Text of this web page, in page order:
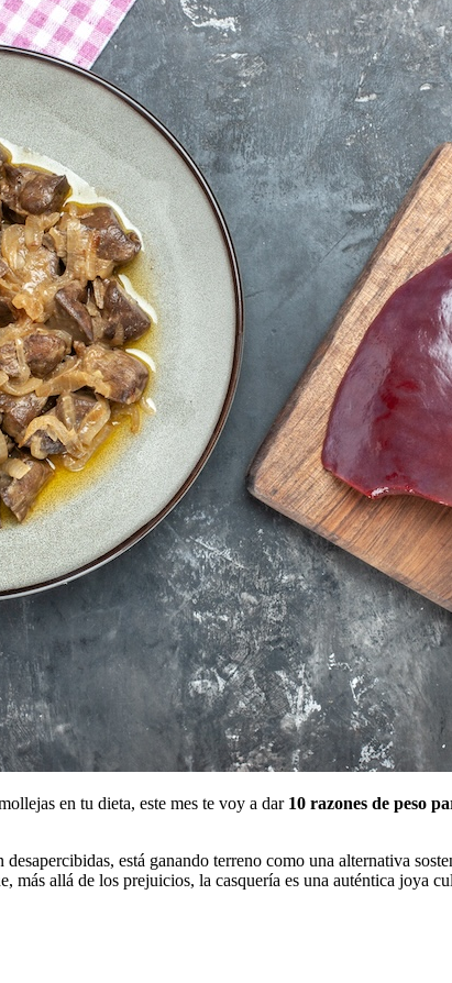
en tu dieta, este mes te voy a dar 10 razones de peso
está ganando terreno como una alternativa
más allá de los prejuicios, la casquería es una auténtica joya